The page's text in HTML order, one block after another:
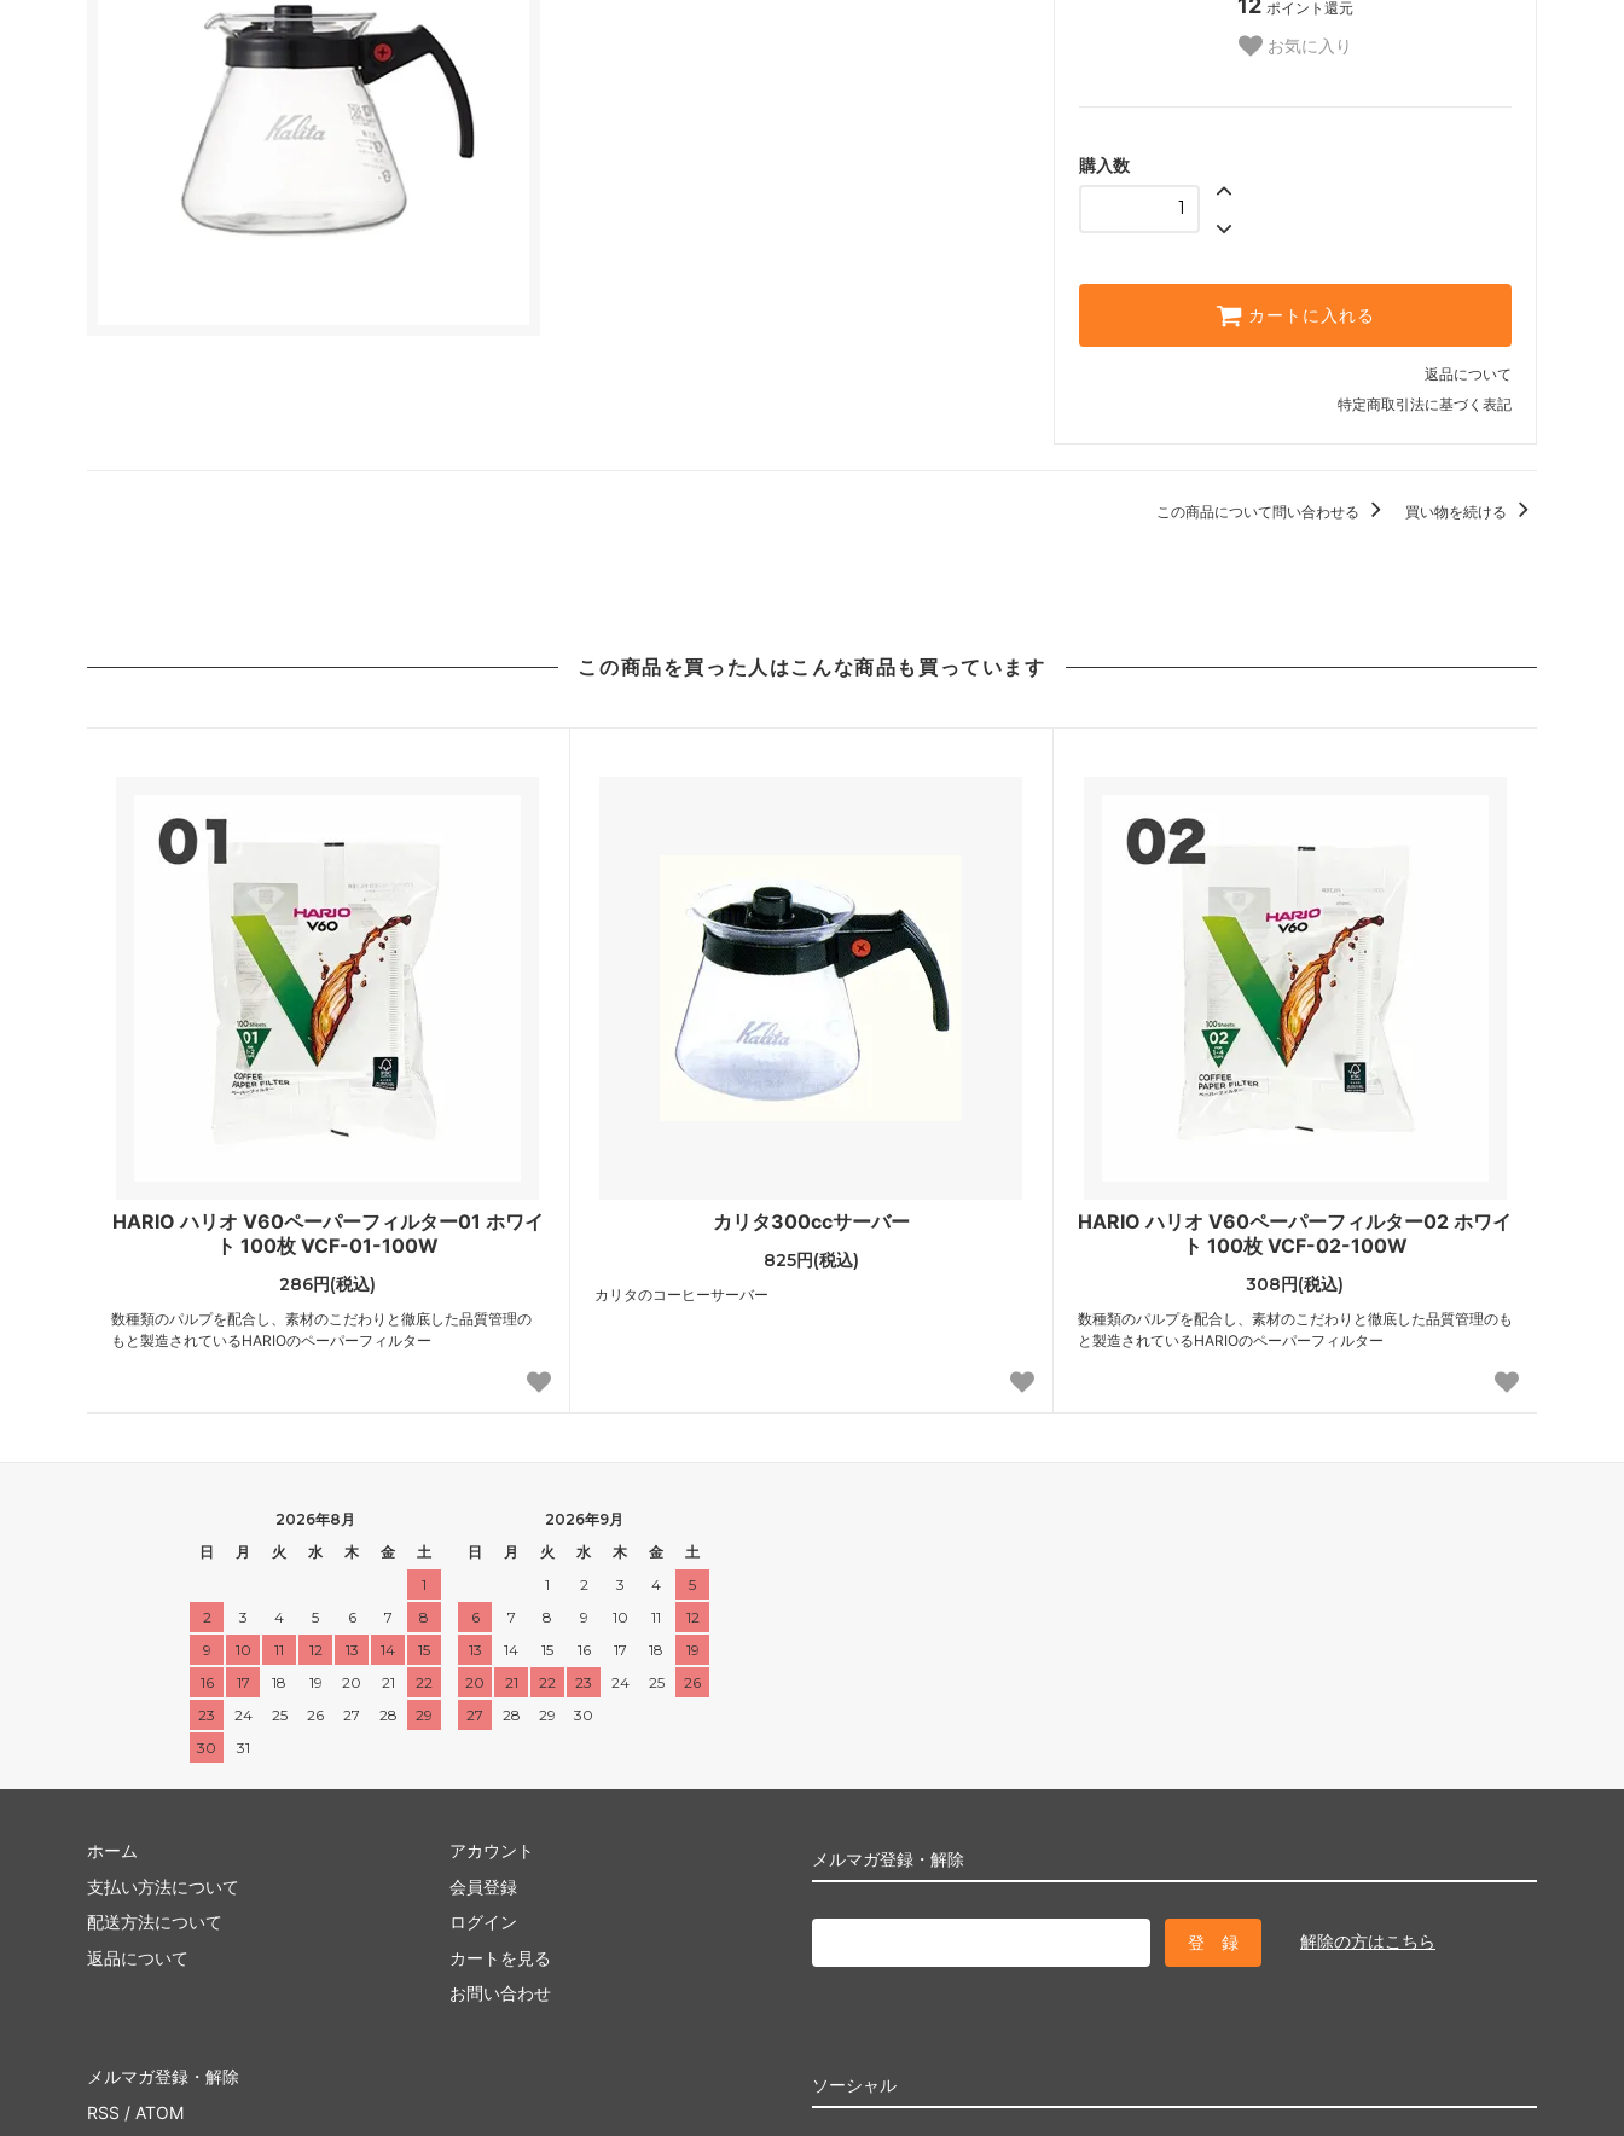
12 ポイント還元
お気に入り
購入数
カートに入れる
返品について
特定商取引法に基づく表記
この商品について問い合わせる 買い物を続ける
この商品を買った人はこんな商品も買っています
HARIO ハリオ V60ペーパーフィルター01 ホワイ
ト 100枚 VCF-01-100W
286円(税込)
数種類のパルプを配合し、素材のこだわりと徹底した品質管理の
もと製造されているHARIOのペーパーフィルター
カリタ300ccサーバー
825円(税込)
カリタのコーヒーサーバー
HARIO ハリオ V60ペーパーフィルター02 ホワイ
ト 100枚 VCF-02-100W
308円(税込)
数種類のパルプを配合し、素材のこだわりと徹底した品質管理のも
と製造されているHARIOのペーパーフィルター
2026年8月
日
月 火 水 木 金
土
1
2
3 4 5 6 7
8
9
10 11 12 13 14
15
16
17 18 19 20 21
22
23
24 25 26 27 28
29
30
31
2026年9月
日
月 火 水 木 金
土
1
2 3 4
5
6
7 8 9 10 11
12
13
14 15 16 17 18
19
20
21 22 23 24 25
26
27
28 29 30
メルマガ登録・解除
解除の方はこちら
ホーム
支払い方法について
配送方法について
返品について
アカウント
会員登録
ログイン
カートを見る
お問い合わせ
ソーシャル
メルマガ登録・解除
RSS / ATOM